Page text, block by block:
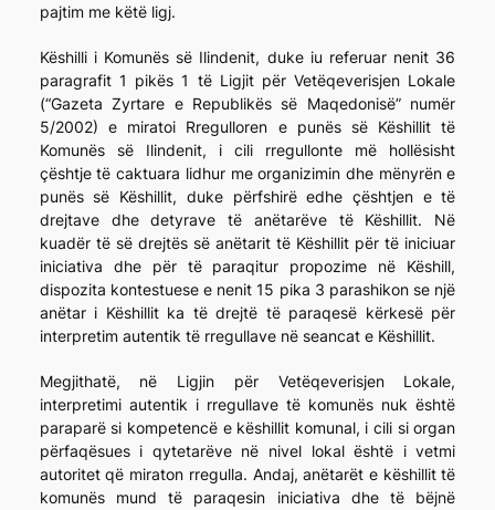
pajtim me këtë ligj.
Këshilli i Komunës së Ilindenit, duke iu referuar nenit 36
paragrafit 1 pikës 1 të Ligjit për Vetëqeverisjen Lokale
(“Gazeta Zyrtare e Republikës së Maqedonisë” numër
5/2002) e miratoi Rregulloren e punës së Këshillit të
Komunës së Ilindenit, i cili rregullonte më hollësisht
çështje të caktuara lidhur me organizimin dhe mënyrën e
punës së Këshillit, duke përfshirë edhe çështjen e të
drejtave dhe detyrave të anëtarëve të Këshillit. Në
kuadër të së drejtës së anëtarit të Këshillit për të iniciuar
iniciativa dhe për të paraqitur propozime në Këshill,
dispozita kontestuese e nenit 15 pika 3 parashikon se një
anëtar i Këshillit ka të drejtë të paraqesë kërkesë për
interpretim autentik të rregullave në seancat e Këshillit.
Megjithatë, në Ligjin për Vetëqeverisjen Lokale,
interpretimi autentik i rregullave të komunës nuk është
paraparë si kompetencë e këshillit komunal, i cili si organ
përfaqësues i qytetarëve në nivel lokal është i vetmi
autoritet që miraton rregulla. Andaj, anëtarët e këshillit të
komunës mund të paraqesin iniciativa dhe të bëjnë